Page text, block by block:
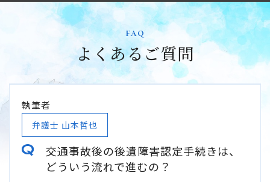
当事務所の特長
弁護士費用
解決までの流れ
事務所紹介
faq
よくあるご質問
執筆者
弁護士 山本哲也
交通事故後の後遺障害認定手続きは、
どういう流れで進むの？